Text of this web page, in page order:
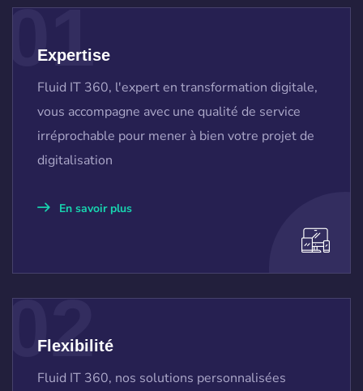
01
Expertise
Fluid IT 360, l'expert en transformation digitale,
vous accompagne avec une qualité de service
irréprochable pour mener à bien votre projet de
digitalisation
En savoir plus
02
Flexibilité
Fluid IT 360, nos solutions personnalisées